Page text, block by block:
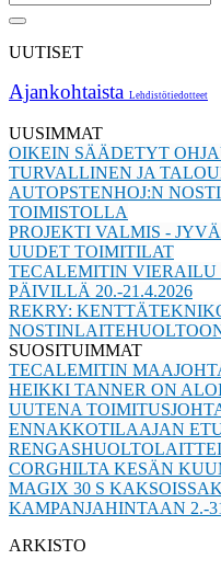
UUTISET
Ajankohtaista Lehdistötiedotteet
UUSIMMAT
OIKEIN SÄÄDETYT
TURVALLINEN JA
AUTOPSTENHOJ:N
TOIMISTOLLA
PROJEKTI VALMIS -
UUDET TOIMITILAT
TECALEMITIN VIERAILU
PÄIVILLÄ 20.-21.4.2026
REKRY:
SUOSITUIMMAT
TECALEMITIN
HEIKKI TANNER ON
UUTENA
ENNAKKOTILAAJAN
CORGHILTA KESÄN
MAGIX 30 S
KAMPANJAHINTAAN 2.-
ARKISTO